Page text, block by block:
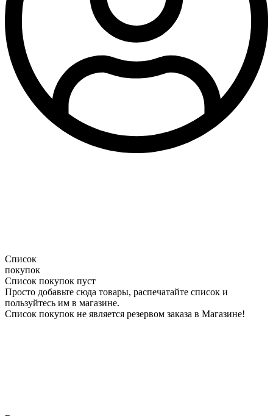
Список
покупок
Список покупок пуст
Просто добавьте сюда товары, распечатайте список и
пользуйтесь им в магазине.
Список покупок не является резервом заказа в Магазине!